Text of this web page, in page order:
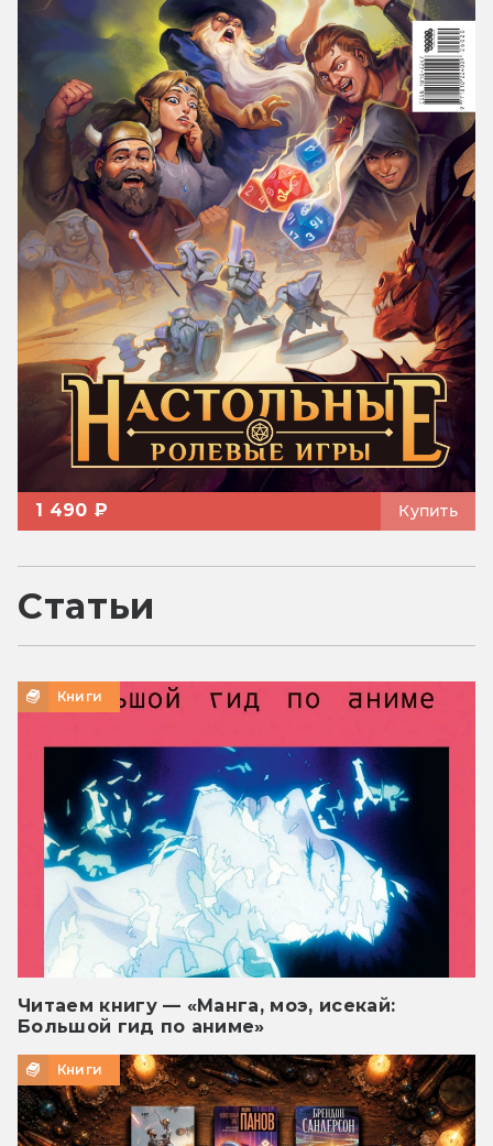
1 490 ₽ Купить
Статьи
Книги
Читаем книгу — «Манга, моэ, исекай:
Большой гид по аниме»
Книги